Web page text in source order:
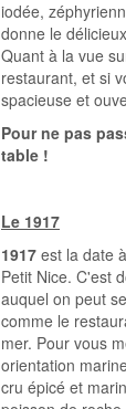
iodée,
donne le
Quant à la vue
restaurant, et si
spacieuse et
Pour ne pas
table !
Le 1917
1917 est la date
Petit Nice. C'est
auquel on peut
comme le
mer. Pour vous
orientation
cru épicé et